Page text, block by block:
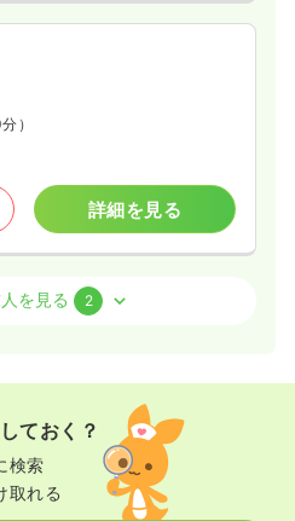
）
詳細を見る
詳細を見る
を見る 2
ておく？
検索
取れる